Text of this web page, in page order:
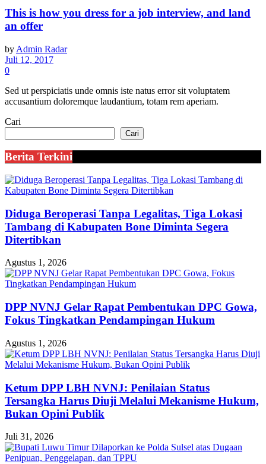
This is how you dress for a job interview, and land
an offer
by Admin Radar
Juli 12, 2017
0
Sed ut perspiciatis unde omnis iste natus error sit voluptatem
accusantium doloremque laudantium, totam rem aperiam.
Cari
Cari
Berita Terkini
Diduga Beroperasi Tanpa Legalitas, Tiga Lokasi
Tambang di Kabupaten Bone Diminta Segera
Ditertibkan
Agustus 1, 2026
DPP NVNJ Gelar Rapat Pembentukan DPC Gowa,
Fokus Tingkatkan Pendampingan Hukum
Agustus 1, 2026
Ketum DPP LBH NVNJ: Penilaian Status
Tersangka Harus Diuji Melalui Mekanisme Hukum,
Bukan Opini Publik
Juli 31, 2026